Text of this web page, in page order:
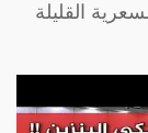
القليلة